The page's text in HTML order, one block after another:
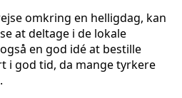
omkring en helligdag, kan
at deltage i de lokale
en god idé at bestille
i god tid, da mange tyrkere